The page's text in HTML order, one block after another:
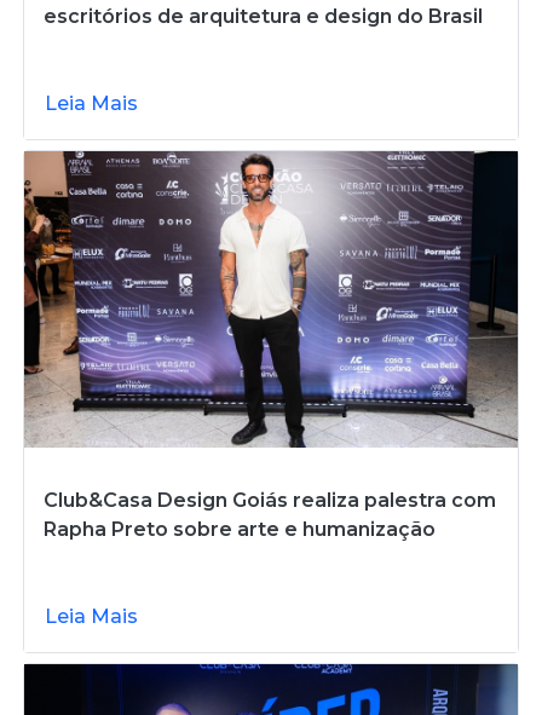
escritórios de arquitetura e design do Brasil
Leia Mais
Club&Casa Design Goiás realiza palestra com
Rapha Preto sobre arte e humanização
Leia Mais